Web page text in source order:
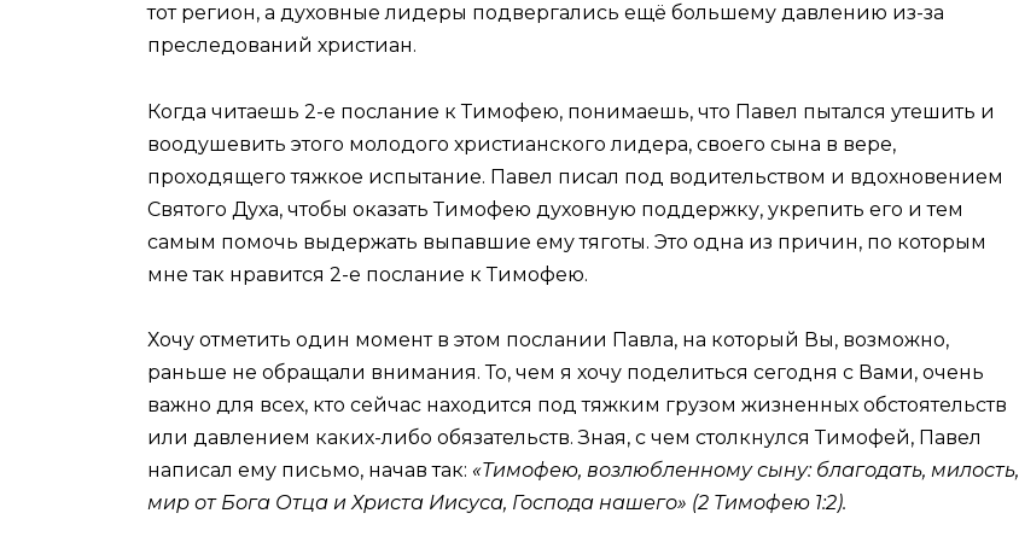
тот регион, а духовные лидеры подвергались ещё большему давлению из-за
преследований христиан.
Когда читаешь 2-е послание к Тимофею, понимаешь, что Павел пытался утешить и
воодушевить этого молодого христианского лидера, своего сына в вере,
проходящего тяжкое испытание. Павел писал под водительством и вдохновением
Святого Духа, чтобы оказать Тимофею духовную поддержку, укрепить его и тем
самым помочь выдержать выпавшие ему тяготы. Это одна из причин, по которым
мне так нравится 2-е послание к Тимофею.
Хочу отметить один момент в этом послании Павла, на который Вы, возможно,
раньше не обращали внимания. То, чем я хочу поделиться сегодня с Вами, очень
важно для всех, кто сейчас находится под тяжким грузом жизненных обстоятельств
или давлением каких-либо обязательств. Зная, с чем столкнулся Тимофей, Павел
написал ему письмо, начав так: «Тимофею, возлюбленному сыну: благодать, милость,
мир от Бога Отца и Христа Иисуса, Господа нашего» (2 Тимофею 1:2).